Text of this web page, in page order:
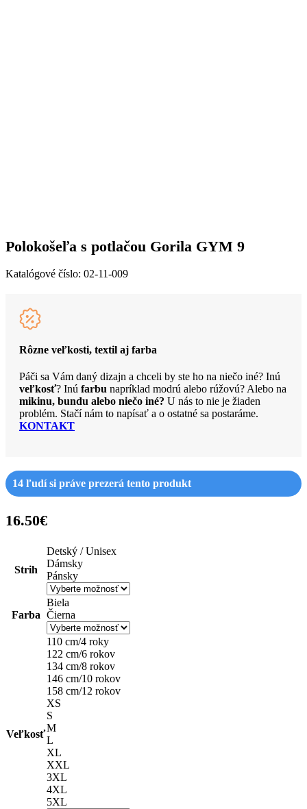
Polokošeľa s potlačou Gorila GYM 9
Katalógové číslo: 02-11-009
Rôzne veľkosti, textil aj farba
Páči sa Vám daný dizajn a chceli by ste ho na niečo iné? Inú
veľkosť? Inú farbu napríklad modrú alebo rúžovú? Alebo na
mikinu, bundu alebo niečo iné? U nás to nie je žiaden
problém. Stačí nám to napísať a o ostatné sa postaráme.
KONTAKT
14 ľudí si práve prezerá tento produkt
16.50€
Strih
Detský / Unisex
Dámsky
Pánsky
Farba
Biela
Čierna
Veľkosť
110 cm/4 roky
122 cm/6 rokov
134 cm/8 rokov
146 cm/10 rokov
158 cm/12 rokov
XS
S
M
L
XL
XXL
3XL
4XL
5XL